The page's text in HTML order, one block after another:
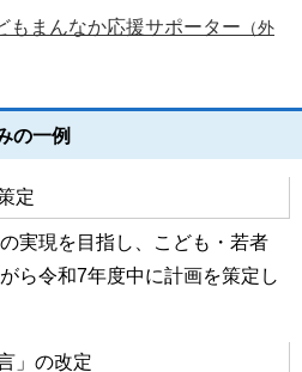
もまんなか応援サポーター （外
の一例
定
実現を目指し、こども・若者
ら令和7年度中に計画を策定し
」の改定